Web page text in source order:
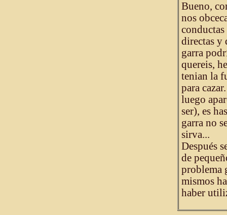
Bueno,
nos
directas y
garra
quereis,
tenian la
para
luego
ser), es
garra no
sirva...
Después
de
problema
mismos
haber